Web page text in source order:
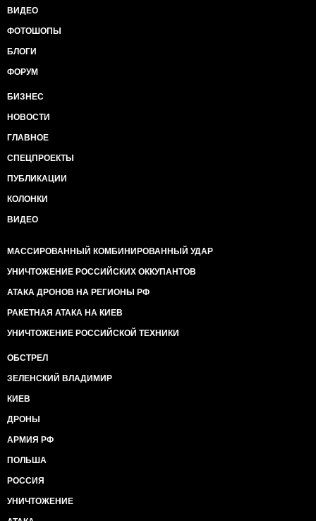
ВИДЕО
ФОТОШОПЫ
БЛОГИ
ФОРУМ
БИЗНЕС
НОВОСТИ
ГЛАВНОЕ
СПЕЦПРОЕКТЫ
ПУБЛИКАЦИИ
КОЛОНКИ
ВИДЕО
МАССИРОВАННЫЙ КОМБИНИРОВАННЫЙ УДАР
УНИЧТОЖЕНИЕ РОССИЙСКИХ ОККУПАНТОВ
АТАКА ДРОНОВ НА РЕГИОНЫ РФ
РАКЕТНАЯ АТАКА НА КИЕВ
УНИЧТОЖЕНИЕ РОССИЙСКОЙ ТЕХНИКИ
ОБСТРЕЛ
ЗЕЛЕНСКИЙ ВЛАДИМИР
КИЕВ
ДРОНЫ
АРМИЯ РФ
ПОЛЬША
РОССИЯ
УНИЧТОЖЕНИЕ